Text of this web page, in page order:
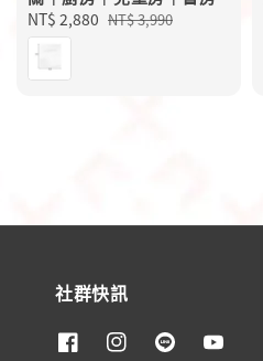
Sale
price
NT$ 2,880 Regular
NT$ 3,990
社群快訊